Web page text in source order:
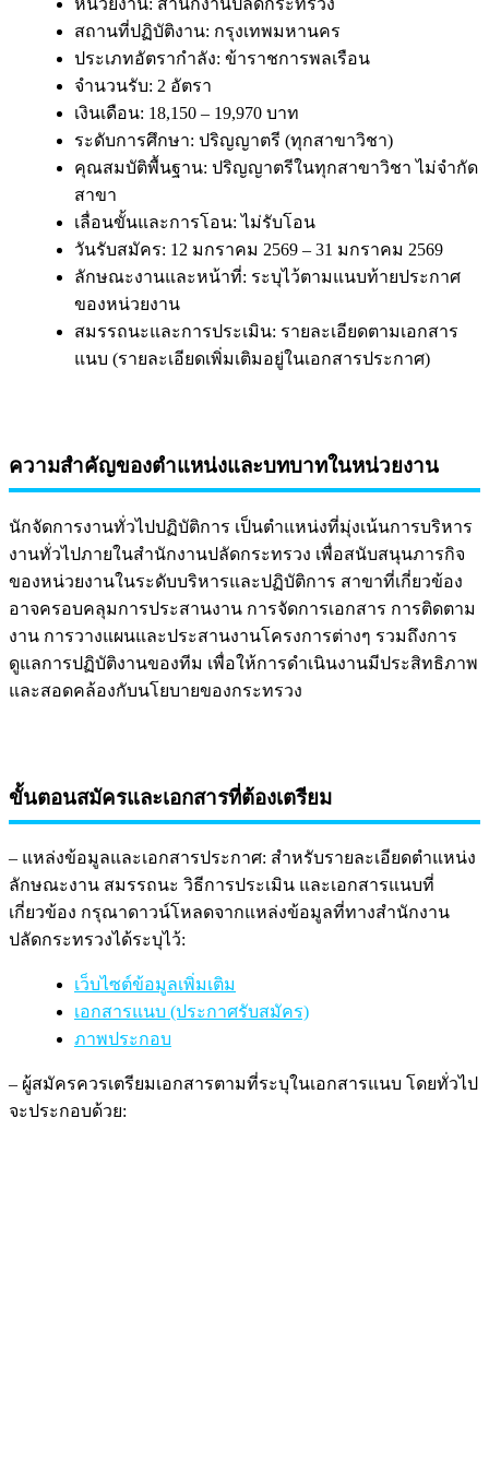
หน่วยงาน: สำนักงานปลัดกระทรวง
สถานที่ปฏิบัติงาน: กรุงเทพมหานคร
ประเภทอัตรากำลัง: ข้าราชการพลเรือน
จำนวนรับ: 2 อัตรา
เงินเดือน: 18,150 – 19,970 บาท
ระดับการศึกษา: ปริญญาตรี (ทุกสาขาวิชา)
คุณสมบัติพื้นฐาน: ปริญญาตรีในทุกสาขาวิชา ไม่จำกัด
สาขา
เลื่อนขั้นและการโอน: ไม่รับโอน
วันรับสมัคร: 12 มกราคม 2569 – 31 มกราคม 2569
ลักษณะงานและหน้าที่: ระบุไว้ตามแนบท้ายประกาศ
ของหน่วยงาน
สมรรถนะและการประเมิน: รายละเอียดตามเอกสาร
แนบ (รายละเอียดเพิ่มเติมอยู่ในเอกสารประกาศ)
ความสำคัญของตำแหน่งและบทบาทในหน่วยงาน
นักจัดการงานทั่วไปปฏิบัติการ เป็นตำแหน่งที่มุ่งเน้นการบริหาร
งานทั่วไปภายในสำนักงานปลัดกระทรวง เพื่อสนับสนุนภารกิจ
ของหน่วยงานในระดับบริหารและปฏิบัติการ สาขาที่เกี่ยวข้อง
อาจครอบคลุมการประสานงาน การจัดการเอกสาร การติดตาม
งาน การวางแผนและประสานงานโครงการต่างๆ รวมถึงการ
ดูแลการปฏิบัติงานของทีม เพื่อให้การดำเนินงานมีประสิทธิภาพ
และสอดคล้องกับนโยบายของกระทรวง
ขั้นตอนสมัครและเอกสารที่ต้องเตรียม
– แหล่งข้อมูลและเอกสารประกาศ: สำหรับรายละเอียดตำแหน่ง
ลักษณะงาน สมรรถนะ วิธีการประเมิน และเอกสารแนบที่
เกี่ยวข้อง กรุณาดาวน์โหลดจากแหล่งข้อมูลที่ทางสำนักงาน
ปลัดกระทรวงได้ระบุไว้:
เว็บไซต์ข้อมูลเพิ่มเติม
เอกสารแนบ (ประกาศรับสมัคร)
ภาพประกอบ
– ผู้สมัครควรเตรียมเอกสารตามที่ระบุในเอกสารแนบ โดยทั่วไป
จะประกอบด้วย: